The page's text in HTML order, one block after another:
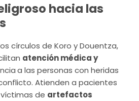
hacia las
círculos de Koro y Douentza,
atención médica y
a las personas con heridas
Atienden a pacientes
de artefactos